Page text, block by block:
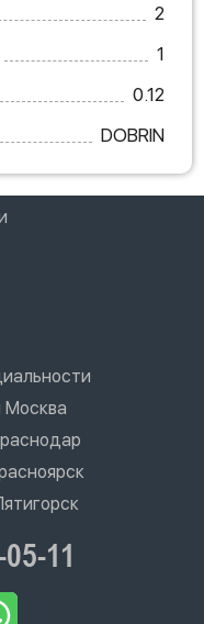
2
1
0.12
DOBRIN
11